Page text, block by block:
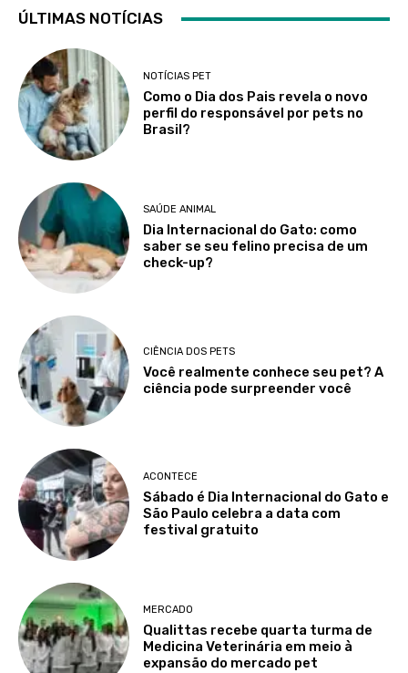
ÚLTIMAS NOTÍCIAS
NOTÍCIAS PET
Como o Dia dos Pais revela o novo
perfil do responsável por pets no
Brasil?
SAÚDE ANIMAL
Dia Internacional do Gato: como
saber se seu felino precisa de um
check-up?
CIÊNCIA DOS PETS
Você realmente conhece seu pet? A
ciência pode surpreender você
ACONTECE
Sábado é Dia Internacional do Gato e
São Paulo celebra a data com
festival gratuito
MERCADO
Qualittas recebe quarta turma de
Medicina Veterinária em meio à
expansão do mercado pet